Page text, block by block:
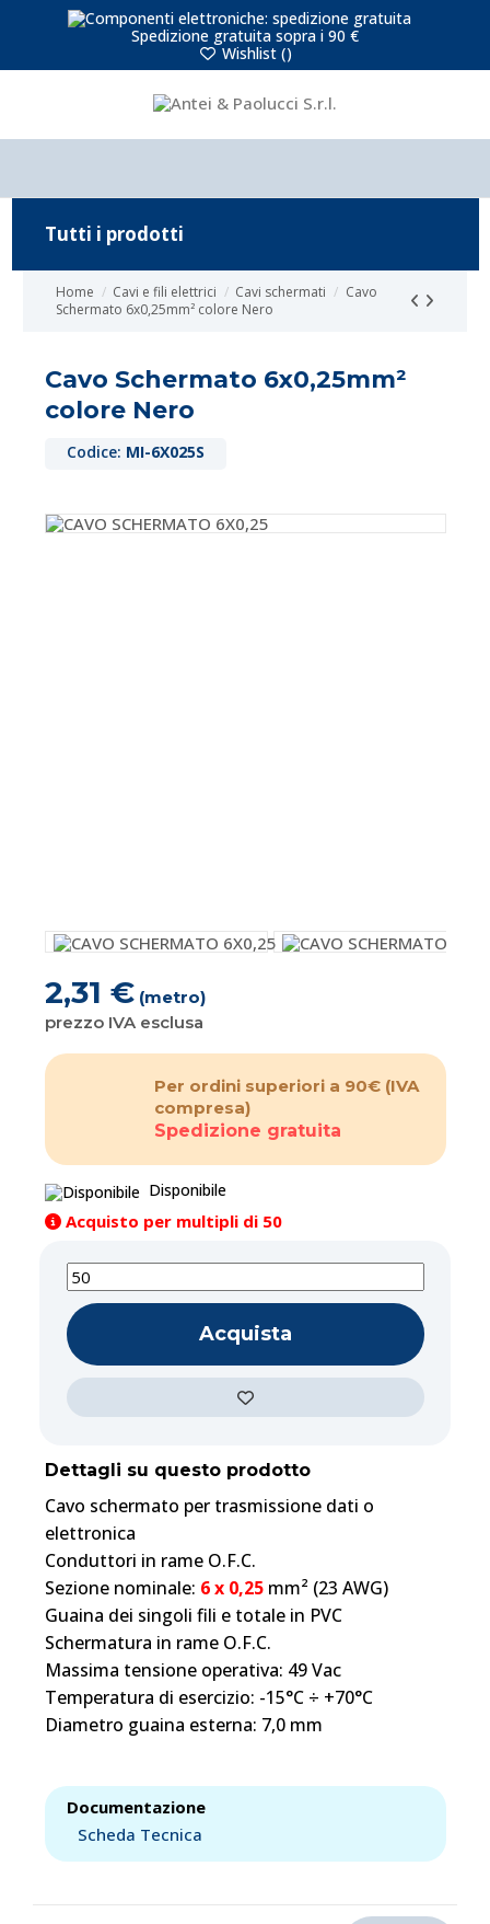
Spedizione gratuita sopra i 90 €
Wishlist ()
Home Cavi e fili elettrici Cavi schermati
Cavo
Schermato 6x0,25mm² colore Nero
Cavo Schermato 6x0,25mm²
colore Nero
Codice: MI-6X025S
2,31 €(metro)
prezzo IVA esclusa
Per ordini superiori a 90€ (IVA
compresa)
Spedizione gratuita
Disponibile
Acquisto per multipli di 50
Acquista
Dettagli su questo prodotto
Cavo schermato per trasmissione dati o
elettronica
Conduttori in rame O.F.C.
Sezione nominale: 6 x 0,25mm² (23 AWG)
Guaina dei singoli fili e totale in PVC
Schermatura in rame O.F.C.
Massima tensione operativa: 49 Vac
Temperatura di esercizio: -15°C ÷ +70°C
Diametro guaina esterna: 7,0 mm
Documentazione
Scheda Tecnica
Tutti i prodotti